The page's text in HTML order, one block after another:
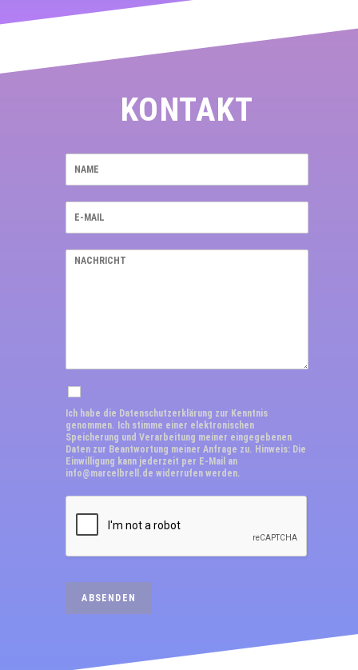
KONTAKT
Ich habe die Datenschutzerklärung zur Kenntnis
genommen. Ich stimme einer elektronischen
Speicherung und Verarbeitung meiner eingegebenen
Daten zur Beantwortung meiner Anfrage zu. Hinweis: Die
Einwilligung kann jederzeit per E-Mail an
info@marcelbrell.de widerrufen werden.
ABSENDEN